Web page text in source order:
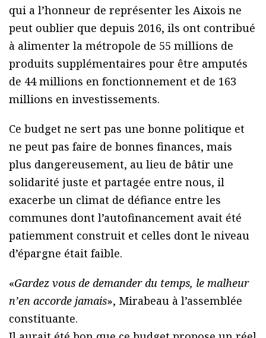
qui a l’honneur de représenter les Aixois ne
peut oublier que depuis 2016, ils ont contribué
à alimenter la métropole de 55 millions de
produits supplémentaires pour être amputés
de 44 millions en fonctionnement et de 163
millions en investissements.
Ce budget ne sert pas une bonne politique et
ne peut pas faire de bonnes finances, mais
plus dangereusement, au lieu de bâtir une
solidarité juste et partagée entre nous, il
exacerbe un climat de défiance entre les
communes dont l’autofinancement avait été
patiemment construit et celles dont le niveau
d’épargne était faible.
«Gardez vous de demander du temps, le malheur
n’en accorde jamais», Mirabeau à l’assemblée
constituante.